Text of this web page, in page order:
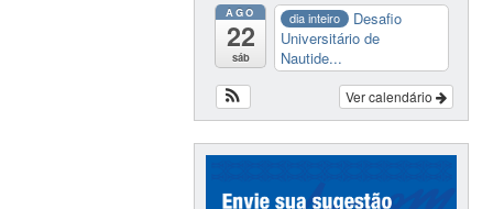
AGO
22
sáb
dia inteiro
Desafio
Universitário de
Nautide...
Ver calendário